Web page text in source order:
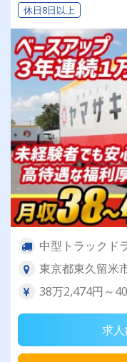
休日8日以上
中型トラックド
東京都東久留米
38万2,474円～
求